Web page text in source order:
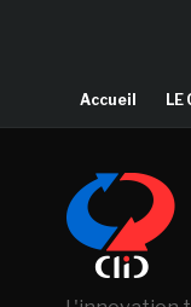
Accueil LE